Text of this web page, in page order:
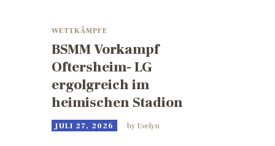
WETTKÄMPFE
BSMM Vorkampf
Oftersheim- LG
ergolgreich im
heimischen Stadion
JULI 27, 2026 by Evelyn